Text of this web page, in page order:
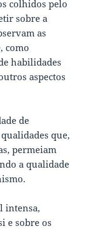
colhidos pelo
sobre a
as
como
habilidades
aspectos
de
que,
permeiam
a qualidade
intensa,
e sobre os